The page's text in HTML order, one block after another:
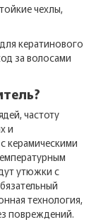
чехлы,
кератинового
за волосами
частоту
и
керамическими
утюжки с
технология,
повреждений.